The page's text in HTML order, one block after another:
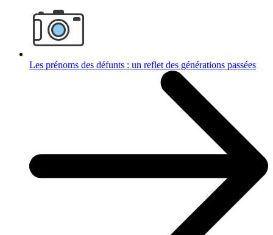
Les prénoms des défunts : un reflet des générations passées